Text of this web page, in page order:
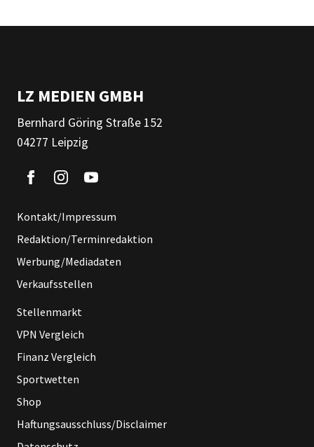
LZ MEDIEN GMBH
Bernhard Göring Straße 152
04277 Leipzig
Kontakt/Impressum
Redaktion/Terminredaktion
Werbung/Mediadaten
Verkaufsstellen
Stellenmarkt
VPN Vergleich
Finanz Vergleich
Sportwetten
Shop
Haftungsausschluss/Disclaimer